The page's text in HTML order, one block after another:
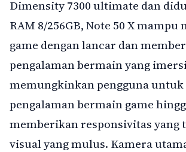
Dimensity 7300 ultimate dan
RAM 8/256GB, Note 50 X
game dengan lancar dan
pengalaman bermain yang
memungkinkan pengguna
pengalaman bermain game
memberikan responsivitas yang
visual yang mulus. Kamera